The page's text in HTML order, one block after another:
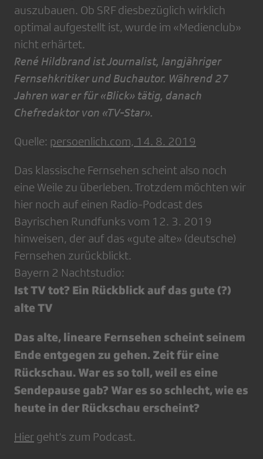
auszubauen. Ob SRF diesbezüglich wirklich
optimal aufgestellt ist, wurde im «Medienclub»
nicht erhärtet.
René Hildbrand ist Journalist, langjähriger
Fernsehkritiker und Buchautor. Während 27
Jahren war er für «Blick» tätig, danach
Chefredaktor von «TV-Star».
Quelle: persoenlich.com, 14. 8. 2019
Das klassische Fernsehen scheint also noch
eine Weile zu überleben. Trotzdem möchten wir
hier noch auf einen Radio-Podcast des
Bayrischen Rundfunks vom 12. 3. 2019
hinweisen, der auf das «gute alte» (deutsche)
Fernsehen zurückblickt.
Bayern 2 Nachtstudio:
Ist TV tot? Ein Rückblick auf das gute (?)
alte TV
Das alte, lineare Fernsehen scheint seinem
Ende entgegen zu gehen. Zeit für eine
Rückschau. War es so toll, weil es eine
Sendepause gab? War es so schlecht, wie es
heute in der Rückschau erscheint?
Hier geht's zum Podcast.